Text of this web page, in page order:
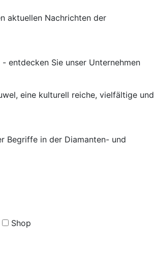
aktuellen Nachrichten der
entdecken Sie unser Unternehmen
eine kulturell reiche, vielfältige und
Begriffe in der Diamanten- und
Shop